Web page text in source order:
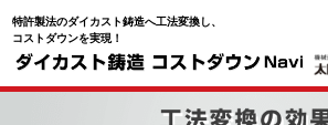
特許製法のダイカスト鋳造へ工法変換し、
コストダウンを実現！